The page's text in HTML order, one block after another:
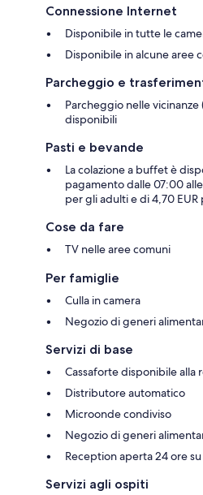
Connessione Internet
Disponibile in tutte le
Disponibile in alcune aree
Parcheggio e
Parcheggio nelle vicinanze
disponibili
Pasti e bevande
La colazione a buffet è
pagamento dalle 07:00
per gli adulti e di 4,70
Cose da fare
TV nelle aree comuni
Per famiglie
Culla in camera
Negozio di generi
Servizi di base
Cassaforte disponibile alla
Distributore automatico
Microonde condiviso
Negozio di generi
Reception aperta 24 ore
Servizi agli ospiti